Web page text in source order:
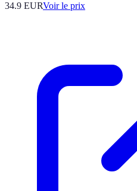
34.9 EURVoir le prix